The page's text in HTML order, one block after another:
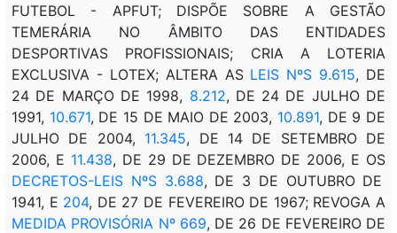
FUTEBOL - APFUT; DISPÕE SOBRE A GESTÃO
TEMERÁRIA NO ÂMBITO DAS ENTIDADES
DESPORTIVAS PROFISSIONAIS; CRIA A LOTERIA
EXCLUSIVA - LOTEX; ALTERA ASLEIS NºS 9.615, DE
24 DE MARÇO DE 1998, 8.212, DE 24 DE JULHO DE
1991, 10.671, DE 15 DE MAIO DE 2003, 10.891, DE 9 DE
JULHO DE 2004, 11.345, DE 14 DE SETEMBRO DE
2006, E 11.438, DE 29 DE DEZEMBRO DE 2006, E OS
DECRETOS-LEIS NºS 3.688, DE 3 DE OUTUBRO DE
1941, E 204, DE 27 DE FEVEREIRO DE 1967; REVOGA A
MEDIDA PROVISÓRIA Nº 669, DE 26 DE FEVEREIRO DE